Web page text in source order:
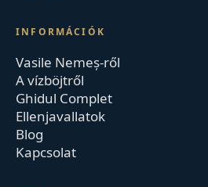
INFORMÁCIÓK
Vasile Nemeș-ről
A vízböjtről
Ghidul Complet
Ellenjavallatok
Blog
Kapcsolat